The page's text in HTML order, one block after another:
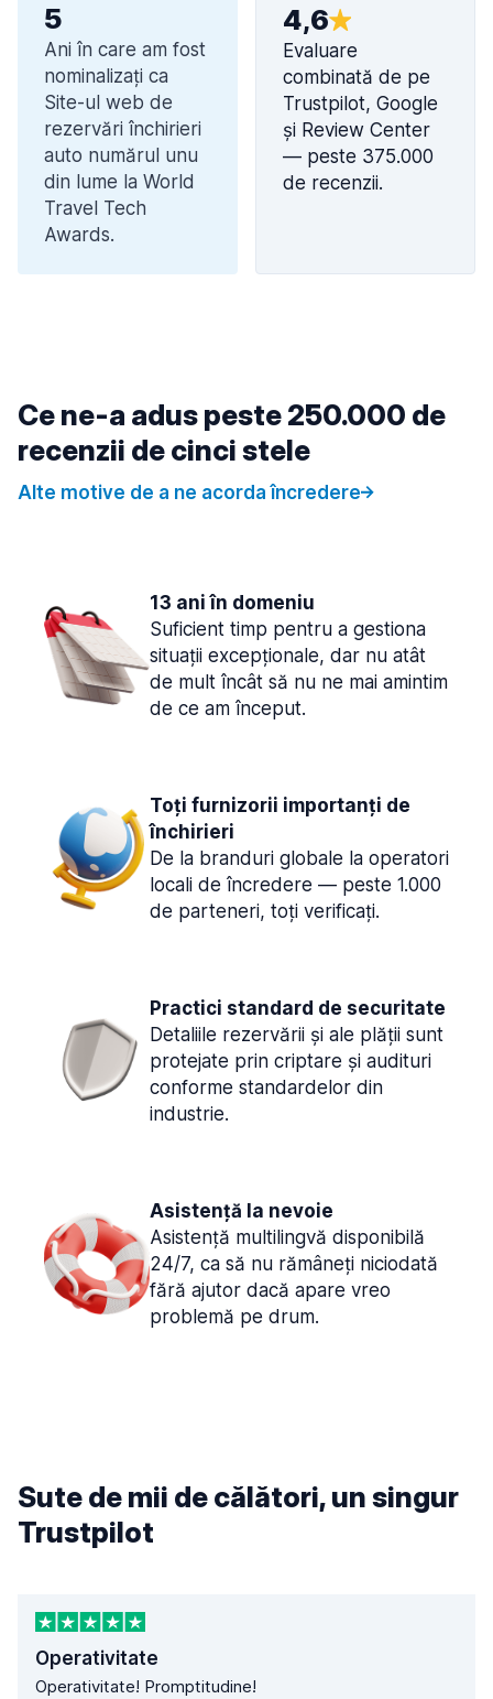
5
Ani în care am fost
nominalizați ca
Site-ul web de
rezervări închirieri
auto numărul unu
din lume la World
Travel Tech
Awards.
4,6
Evaluare
combinată de pe
Trustpilot, Google
și Review Center
— peste 375.000
de recenzii.
Ce ne-a adus peste 250.000 de
recenzii de cinci stele
Alte motive de a ne acorda încredere
13 ani în domeniu
Suficient timp pentru a gestiona
situații excepționale, dar nu atât
de mult încât să nu ne mai amintim
de ce am început.
Toți furnizorii importanți de
închirieri
De la branduri globale la operatori
locali de încredere — peste 1.000
de parteneri, toți verificați.
Practici standard de securitate
Detaliile rezervării și ale plății sunt
protejate prin criptare și audituri
conforme standardelor din
industrie.
Asistență la nevoie
Asistență multilingvă disponibilă
24/7, ca să nu rămâneți niciodată
fără ajutor dacă apare vreo
problemă pe drum.
Sute de mii de călători, un singur
Trustpilot
Operativitate
Operativitate! Promptitudine!